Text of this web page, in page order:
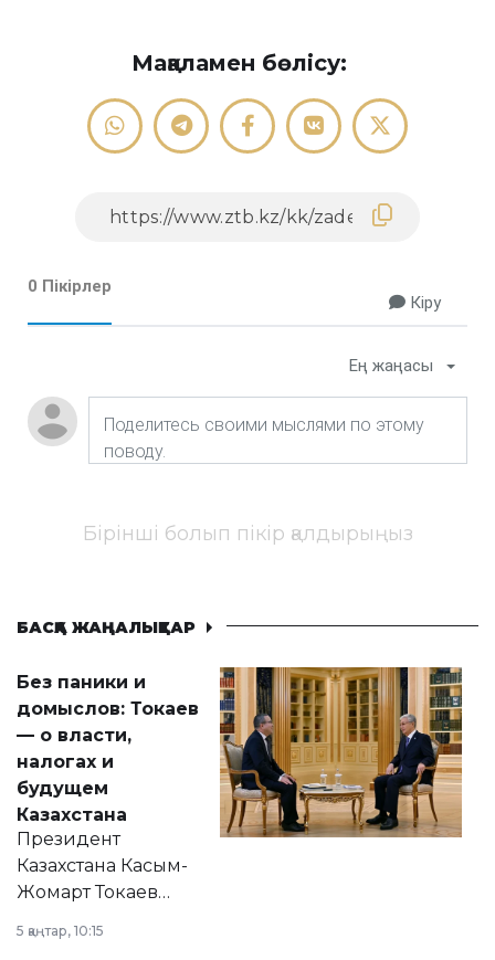
Мақаламен бөлісу:
0 Пікірлер
Кіру
Ең жаңасы
Бірінші болып пікір қалдырыңыз
БАСҚА ЖАҢАЛЫҚТАР
Без паники и
домыслов: Токаев
— о власти,
налогах и
будущем
Казахстана
Президент
Казахстана Касым-
Жомарт Токаев
сразу несколько
5 қаңтар, 10:15